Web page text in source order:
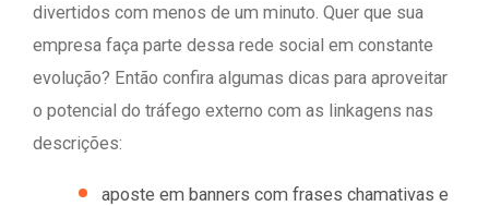
divertidos com menos de um minuto. Quer que sua
empresa faça parte dessa rede social em constante
evolução? Então confira algumas dicas para aproveitar
o potencial do tráfego externo com as linkagens nas
descrições:
aposte em banners com frases chamativas e